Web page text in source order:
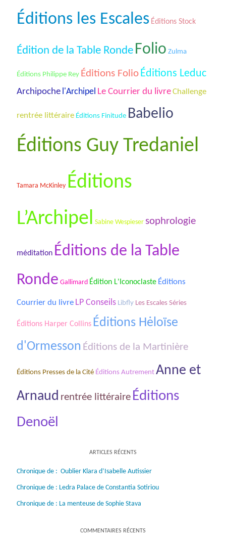
Éditions les Escales Éditions Stock
Édition de la Table Ronde Folio Zulma
Éditions Philippe Rey Éditions Folio Éditions Leduc
Archipoche l'Archipel Le Courrier du livreChallenge
rentrée littéraire Éditions Finitude Babelio
Éditions Guy Tredaniel
Tamara McKinley Éditions
L’Archipel Sabine Wespieser sophrologie
méditation Éditions de la Table
Ronde Gallimard Édition L'Iconoclaste Éditions
Courrier du livre LP Conseils Libfly Les Escales Séries
Éditions Harper Collins Éditions Hėloïse
d'Ormesson Éditions de la Martinière
Éditions Presses de la Cité Éditions Autrement Anne et
Arnaud rentrée littéraire Éditions
Denoël
ARTICLES RÉCENTS
Chronique de : Oublier Klara d’Isabelle Autissier
Chronique de : Ledra Palace de Constantia Sotiriou
Chronique de : La menteuse de Sophie Stava
COMMENTAIRES RÉCENTS